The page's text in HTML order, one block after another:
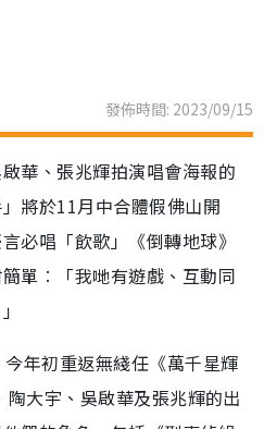
發佈時間: 2023/09/15
華、張兆輝拍演唱會海報的
將於11月中合體假佛山開
必唱「飲歌」《倒轉地球》
單︰「我哋有遊戲、互動同
年初重返無綫任《萬千星輝
大宇、吳啟華及張兆輝的出